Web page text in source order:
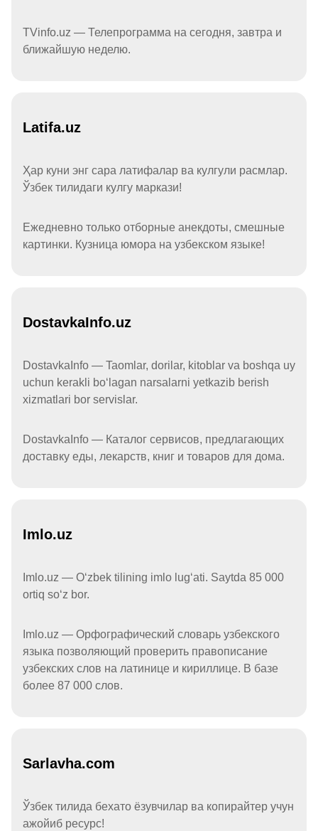
TVinfo.uz — Телепрограмма на сегодня, завтра и
ближайшую неделю.
Latifa.uz
Ҳар куни энг сара латифалар ва кулгули расмлар.
Ўзбек тилидаги кулгу маркази!
Ежедневно только отборные анекдоты, смешные
картинки. Кузница юмора на узбекском языке!
DostavkaInfo.uz
DostavkaInfo — Taomlar, dorilar, kitoblar va boshqa uy
uchun kerakli boʻlagan narsalarni yetkazib berish
xizmatlari bor servislar.
DostavkaInfo — Каталог сервисов, предлагающих
доставку еды, лекарств, книг и товаров для дома.
Imlo.uz
Imlo.uz — Oʻzbek tilining imlo lugʻati. Saytda 85 000
ortiq soʻz bor.
Imlo.uz — Орфографический словарь узбекского
языка позволяющий проверить правописание
узбекских слов на латинице и кириллице. В базе
более 87 000 слов.
Sarlavha.com
Ўзбек тилида бехато ёзувчилар ва копирайтер учун
ажойиб ресурс!